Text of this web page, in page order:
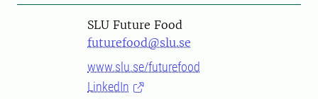
SLU Future Food
futurefood@slu.se
www.slu.se/futurefood
LinkedIn